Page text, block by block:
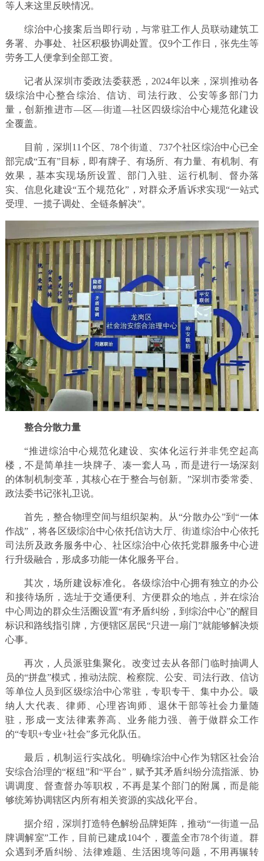
等人来这里反映情况。
综治中心接案后当即行动，与常驻工作人员联动建筑工
务署、办事处、社区积极协调处置。仅9个工作日，张先生等
劳务工人便拿到全部工资。
记者从深圳市委政法委获悉，2024年以来，深圳推动各
级综治中心整合综治、信访、司法行政、公安等多部门力
量，创新推进市—区—街道—社区四级综治中心规范化建设
全覆盖。
目前，深圳11个区、78个街道、737个社区综治中心已全
部完成“五有”目标，即有牌子、有场所、有力量、有机制、有
效果，基本实现场所设置、部门入驻、运行机制、督办落
实、信息化建设“五个规范化”，对群众矛盾诉求实现“一站式
受理、一揽子调处、全链条解决”。
整合分散力量
“推进综治中心规范化建设、实体化运行并非凭空起高
楼，不是简单挂一块牌子、凑一套人马，而是进行一场深刻
的体制机制变革，其核心在于整合与创新。”深圳市委常委、
政法委书记张礼卫说。
首先，整合物理空间与组织架构。从“分散办公”到“一体
作战”，将各区级综治中心依托信访大厅、街道综治中心依托
司法所及政务服务中心、社区综治中心依托党群服务中心进
行升级融合，形成多功能一体化服务平台。
其次，场所建设标准化。各级综治中心拥有独立的办公
和接待场所，选址于交通便利、方便群众的地点，并在综治
中心周边的群众生活圈设置“有矛盾纠纷，到综治中心”的醒目
标识和路线指引牌，方便辖区居民“只进一扇门”就能够解决烦
心事。
再次，人员派驻集聚化。改变过去从各部门临时抽调人
员的“拼盘”模式，推动法院、检察院、公安、司法行政、信访
等单位人员到区级综治中心常驻，专职专干、集中办公。吸
纳人大代表、律师、心理咨询师、退休干部等社会力量随
驻，形成一支法律素养高、业务能力强、善于做群众工作
的“专职+专业+社会”多元化队伍。
最后，机制运行实战化。明确综治中心作为辖区社会治
安综合治理的“枢纽”和“平台”，赋予其矛盾纠纷分流指派、协
调调度、督查督办等职权，不再是某个部门的附属，而是能
够统筹协调辖区内所有相关资源的实战化平台。
据介绍，深圳打造特色解纷品牌矩阵，推动“一街道一品
牌调解室”工作，目前已建成104个，覆盖全市78个街道。群
众遇到矛盾纠纷、法律难题、生活困境等问题，不用再辗转